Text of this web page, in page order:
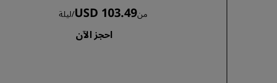
منUSD 103.49
/ليلة
احجز الآن